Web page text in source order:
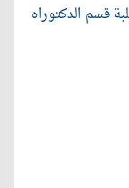
قسم الدكتوراه